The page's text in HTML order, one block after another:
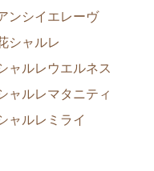
ンシイエレーヴ
シャルレ
ャルレウエルネス
ャルレマタニティ
ャルレミライ